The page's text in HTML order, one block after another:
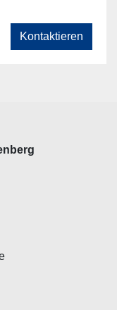
Kontaktieren